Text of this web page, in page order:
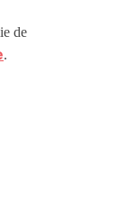
de
.